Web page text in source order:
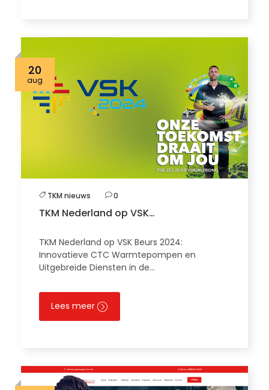
20
aug
TKM nieuws 0
TKM Nederland op VSK…
TKM Nederland op VSK Beurs 2024:
Innovatieve CTC Warmtepompen en
Uitgebreide Diensten in de…
Lees meer